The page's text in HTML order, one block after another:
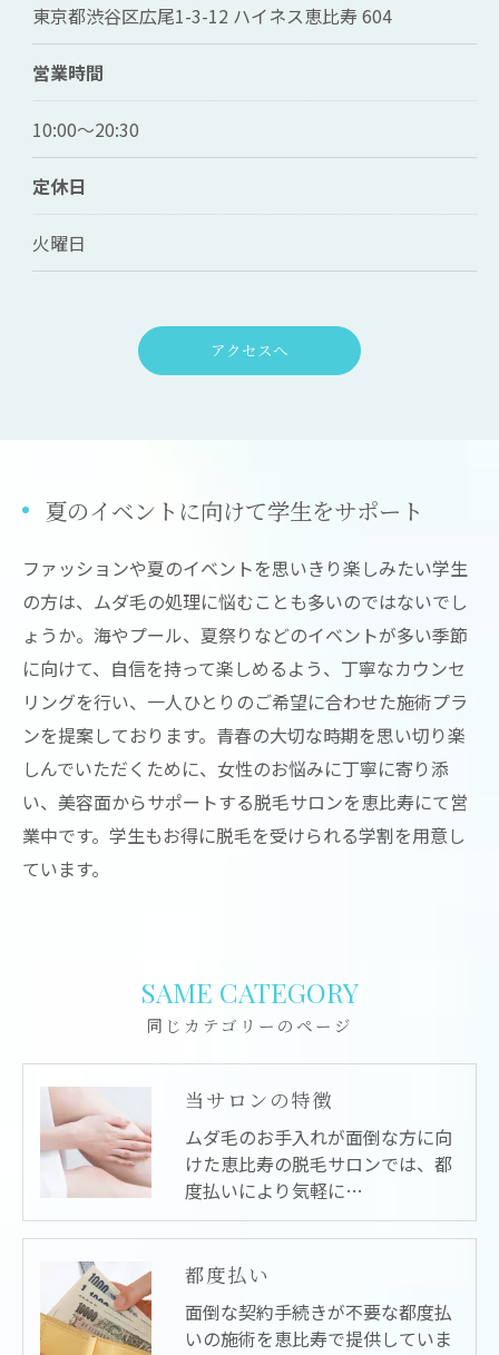
東京都渋谷区広尾1-3-12 ハイネス恵比寿 604
営業時間
10:00～20:30
定休日
火曜日
アクセスへ
夏のイベントに向けて学生をサポート
ファッションや夏のイベントを思いきり楽しみたい学生
の方は、ムダ毛の処理に悩むことも多いのではないでし
ょうか。海やプール、夏祭りなどのイベントが多い季節
に向けて、自信を持って楽しめるよう、丁寧なカウンセ
リングを行い、一人ひとりのご希望に合わせた施術プラ
ンを提案しております。青春の大切な時期を思い切り楽
しんでいただくために、女性のお悩みに丁寧に寄り添
い、美容面からサポートする脱毛サロンを恵比寿にて営
業中です。学生もお得に脱毛を受けられる学割を用意し
ています。
同じカテゴリーのページ
SAME CATEGORY
当サロンの特徴
ムダ毛のお手入れが面倒な方に向
けた恵比寿の脱毛サロンでは、都
度払いにより気軽に…
都度払い
面倒な契約手続きが不要な都度払
いの施術を恵比寿で提供していま